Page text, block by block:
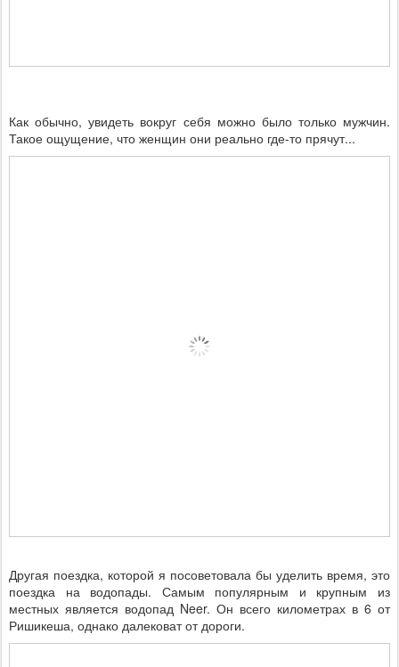
Как обычно, увидеть вокруг себя можно было только мужчин.
Такое ощущение, что женщин они реально где-то прячут...
Другая поездка, которой я посоветовала бы уделить время, это
поездка на водопады. Самым популярным и крупным из
местных является водопад Neer. Он всего километрах в 6 от
Ришикеша, однако далековат от дороги.